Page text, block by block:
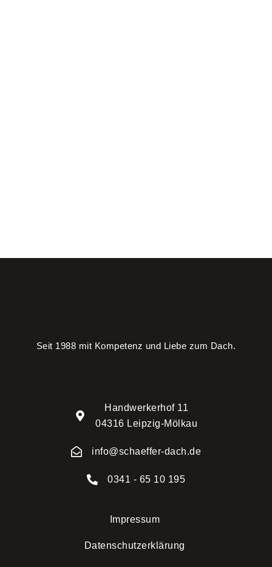
Seit 1988 mit Kompetenz und Liebe zum Dach.
Handwerkerhof 11
04316 Leipzig-Mölkau
info@schaeffer-dach.de
0341 - 65 10 195
Impressum
Datenschutzerklärung